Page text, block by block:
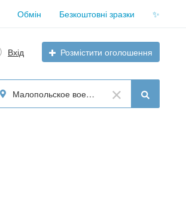
Обмін Безкоштовні зразки ✨
Вхід Розмістити оголошення
Малопольское воеводство